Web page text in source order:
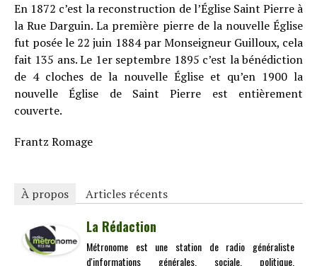
En 1872 c’est la reconstruction de l’Église Saint Pierre à
la Rue Darguin. La première pierre de la nouvelle Église
fut posée le 22 juin 1884 par Monseigneur Guilloux, cela
fait 135 ans. Le 1er septembre 1895 c’est la bénédiction
de 4 cloches de la nouvelle Église et qu’en 1900 la
nouvelle Église de Saint Pierre est entièrement
couverte.
Frantz Romage
À propos Articles récents
La Rédaction
Métronome est une station de radio généraliste
d'informations générales, sociale, politique,